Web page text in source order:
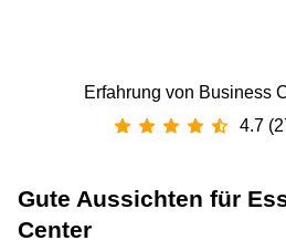
Erfahrung von Business
4.7
Gute Aussichten für
Center